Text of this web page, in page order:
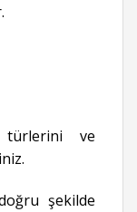
türlerini ve
şekilde